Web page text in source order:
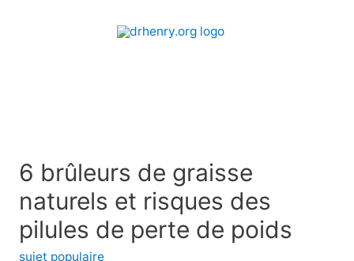
6 brûleurs de graisse
naturels et risques des
pilules de perte de poids
sujet populaire